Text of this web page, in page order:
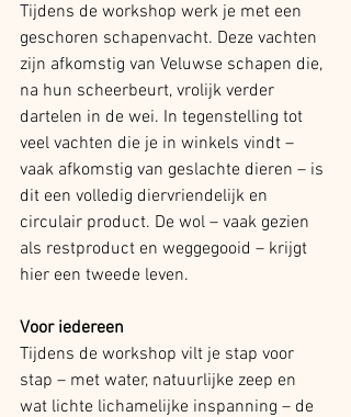
Tijdens de workshop werk je met een
geschoren schapenvacht. Deze vachten
zijn afkomstig van Veluwse schapen die,
na hun scheerbeurt, vrolijk verder
dartelen in de wei. In tegenstelling tot
veel vachten die je in winkels vindt –
vaak afkomstig van geslachte dieren – is
dit een volledig diervriendelijk en
circulair product. De wol – vaak gezien
als restproduct en weggegooid – krijgt
hier een tweede leven.
Voor iedereen
Tijdens de workshop vilt je stap voor
stap – met water, natuurlijke zeep en
wat lichte lichamelijke inspanning – de